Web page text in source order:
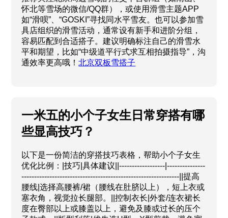
怀北等雪场的微信/QQ群），或使用滑雪主题APP
如“滑呗”、“GOSKI”寻找同水平雪友。也可以参加雪
具店组织的滑雪活动，通常设有新手和进阶分组，
容易匹配到合适搭子。建议明确标注自己的滑雪水
平和期望，比如“中级道平行式求互相拍摄指导”，沟
通效率更高哦！北京双板雪搭子
一米五的小个子女生日常穿搭有哪
些显高技巧？
以下是一份简洁的穿搭技巧表格，帮助小个子女生
优化比例：|技巧|具体建议||------------------|---------------
--------------------------------------------------------------||提高
腰线|选择高腰裤/裙（腰线在肚脐以上），短上衣或
塞衣角，视觉拉长腿部。||控制衣长|外套/连衣裙长
度在臀部以上或膝盖以上，避免及膝或过长的压个